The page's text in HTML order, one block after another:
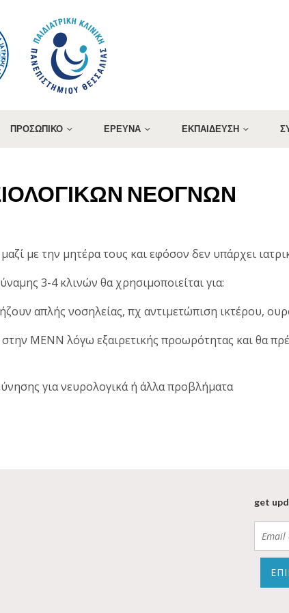
ΠΡΟΣΩΠΙΚΟ ΕΡΕΥΝΑ ΕΚΠΑΙΔΕΥΣΗ
ΝΕΟΓΝΩΝ
με την μητέρα τους και εφόσον δεν υπάρχει
3-4 κλινών θα χρησιμοποιείται για:
απλής νοσηλείας, πχ αντιμετώπιση ικτέρου,
ΜΕΝΝ λόγω εξαιρετικής προωρότητας και θα
για νευρολογικά ή άλλα προβλήματα
get